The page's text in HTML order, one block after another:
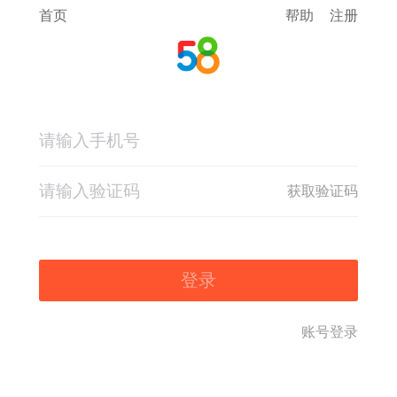
首页 帮助 注册
获取验证码
登录
账号登录